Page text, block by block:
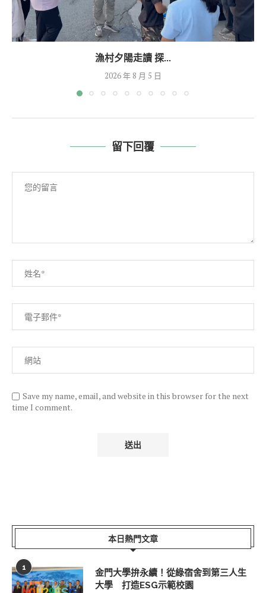
漁村夕陽走讀 探...
2026 年 8 月 5 日
留下回覆
Save my name, email, and website in this browser for the next
time I comment.
本日熱門文章
1
金門大學拚永續！從綠宿舍到第三人生
大學 打造ESG示範校園